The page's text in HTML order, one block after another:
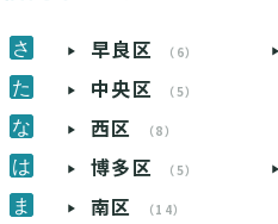
早良区 （6）
中央区 （5）
西区 （8）
博多区 （5）
南区 （14）